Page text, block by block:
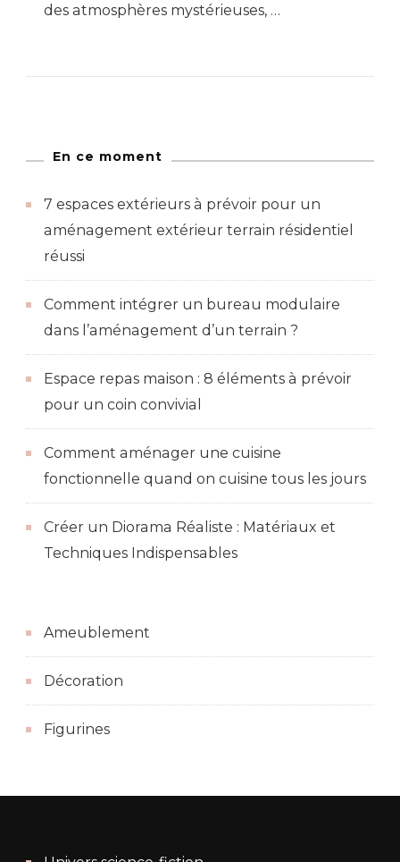
des atmosphères mystérieuses, …
En ce moment
7 espaces extérieurs à prévoir pour un
aménagement extérieur terrain résidentiel
réussi
Comment intégrer un bureau modulaire
dans l’aménagement d’un terrain ?
Espace repas maison : 8 éléments à prévoir
pour un coin convivial
Comment aménager une cuisine
fonctionnelle quand on cuisine tous les jours
Créer un Diorama Réaliste : Matériaux et
Techniques Indispensables
Ameublement
Décoration
Figurines